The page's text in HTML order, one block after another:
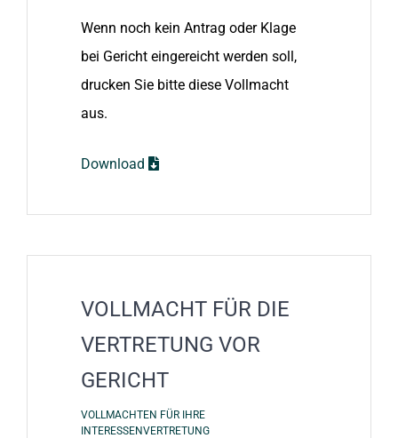
Wenn noch kein Antrag oder Klage
bei Gericht eingereicht werden soll,
drucken Sie bitte diese Vollmacht
aus.
Download
VOLLMACHT FÜR DIE
VERTRETUNG VOR
GERICHT
VOLLMACHTEN FÜR IHRE
INTERESSENVERTRETUNG